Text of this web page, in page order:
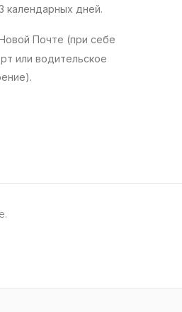
календарных дней.
Почте (при себе
или водительское